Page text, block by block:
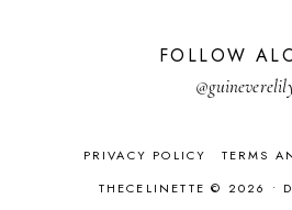
FOLLOW
PRIVACY POLICY
TERMS
THECELINETTE © 2026 •